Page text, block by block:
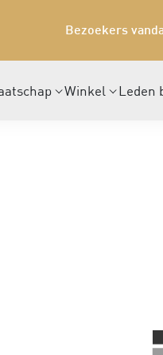
Bezoekers
Winkel Leden